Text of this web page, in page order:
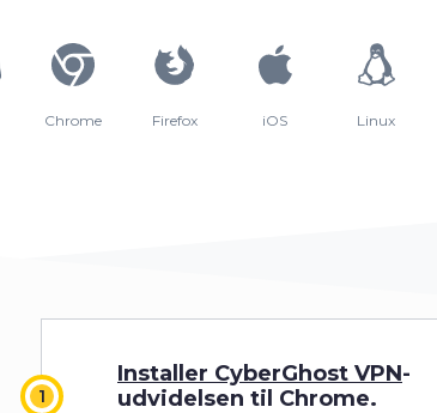
Chrome Firefox iOS Linux
Installer CyberGhost VPN-
udvidelsen til Chrome.